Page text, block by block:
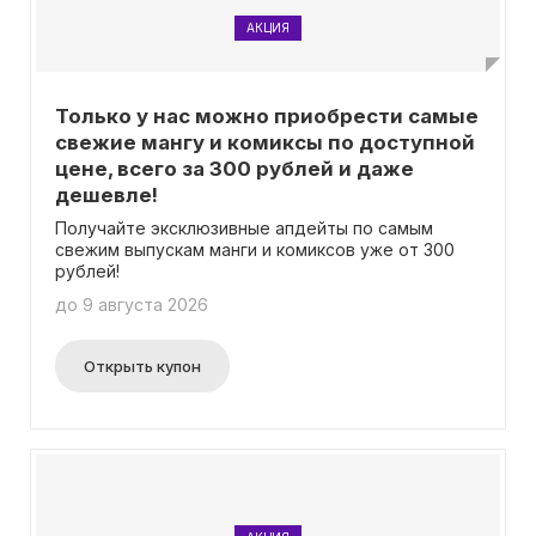
АКЦИЯ
Только у нас можно приобрести самые
свежие мангу и комиксы по доступной
цене, всего за 300 рублей и даже
дешевле!
Получайте эксклюзивные апдейты по самым
свежим выпускам манги и комиксов уже от 300
рублей!
до 9 августа 2026
Открыть купон